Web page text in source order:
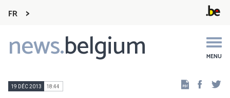
FR
news.belgium MENU
Main
navigation
19 DÉC 2013 18:44